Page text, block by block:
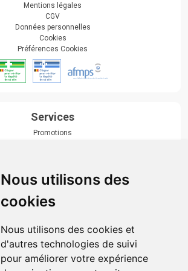
Nous utilisons des
cookies
Nous utilisons des cookies et
d'autres technologies de suivi
pour améliorer votre expérience
Mentions légales
CGV
Données personnelles
Cookies
Préférences Cookies
Services
Promotions
Actualités & conseils
Événements
Marques
Suivez-nous